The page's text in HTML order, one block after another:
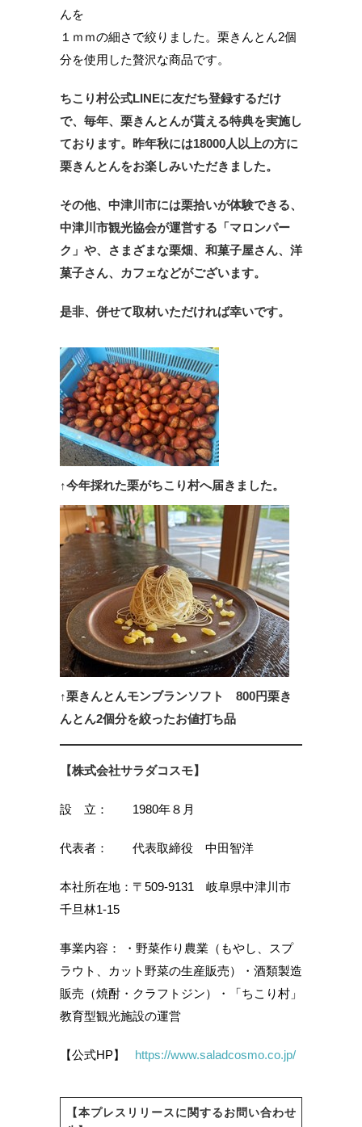
んを
１ｍｍの細さで絞りました。栗きんとん2個
分を使用した贅沢な商品です。
ちこり村公式LINEに友だち登録するだけ
で、毎年、栗きんとんが貰える特典を実施し
ております。昨年秋には18000人以上の方に
栗きんとんをお楽しみいただきました。
その他、中津川市には栗拾いが体験できる、
中津川市観光協会が運営する「マロンパー
ク」や、さまざまな栗畑、和菓子屋さん、洋
菓子さん、カフェなどがございます。
是非、併せて取材いただければ幸いです。
↑今年採れた栗がちこり村へ届きました。
↑栗きんとんモンブランソフト 800円栗き
んとん2個分を絞ったお値打ち品
【株式会社サラダコスモ】
設 立： 1980年８月
代表者： 代表取締役 中田智洋
本社所在地：〒509-9131 岐阜県中津川市
千旦林1-15
事業内容： ・野菜作り農業（もやし、スプ
ラウト、カット野菜の生産販売）・酒類製造
販売（焼酎・クラフトジン）・「ちこり村」
教育型観光施設の運営
【公式HP】 https://www.saladcosmo.co.jp/
【本プレスリリースに関するお問い合わせ